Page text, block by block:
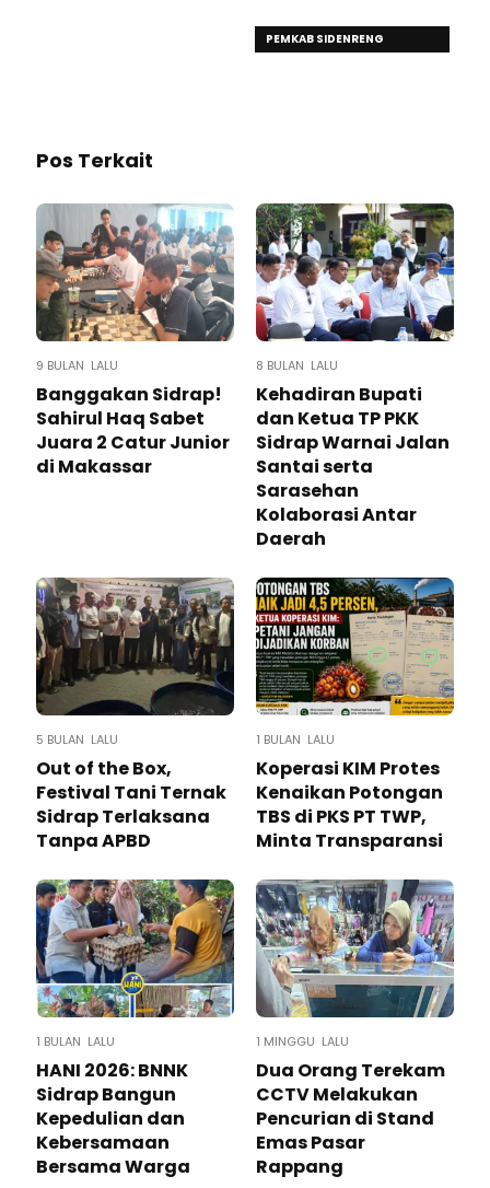
PEMKAB SIDENRENG
Pos Terkait
9 BULAN LALU
Banggakan Sidrap!
Sahirul Haq Sabet
Juara 2 Catur Junior
di Makassar
8 BULAN LALU
Kehadiran Bupati
dan Ketua TP PKK
Sidrap Warnai Jalan
Santai serta
Sarasehan
Kolaborasi Antar
Daerah
5 BULAN LALU
Out of the Box,
Festival Tani Ternak
Sidrap Terlaksana
Tanpa APBD
1 BULAN LALU
Koperasi KIM Protes
Kenaikan Potongan
TBS di PKS PT TWP,
Minta Transparansi
1 BULAN LALU
HANI 2026: BNNK
Sidrap Bangun
Kepedulian dan
Kebersamaan
Bersama Warga
1 MINGGU LALU
Dua Orang Terekam
CCTV Melakukan
Pencurian di Stand
Emas Pasar
Rappang